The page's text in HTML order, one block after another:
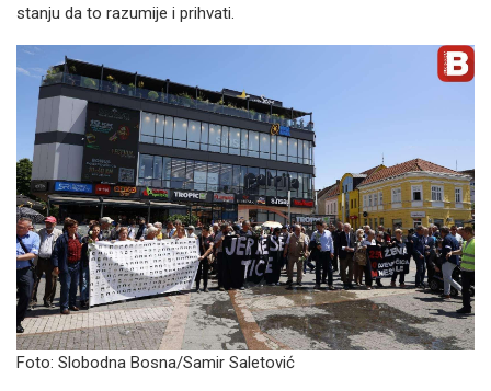
stanju da to razumije i prihvati.
Foto: Slobodna Bosna/Samir Saletović